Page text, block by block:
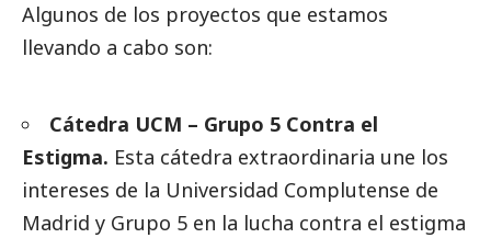
Algunos de los proyectos que estamos
llevando a cabo son:
Cátedra UCM – Grupo 5 Contra el
Estigma. Esta cátedra extraordinaria une los
intereses de la Universidad Complutense de
Madrid y Grupo 5 en la lucha contra el estigma